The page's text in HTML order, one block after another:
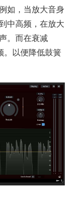
如，当放大音身
中高频，在放大
。而在衰减
。以便降低鼓簧